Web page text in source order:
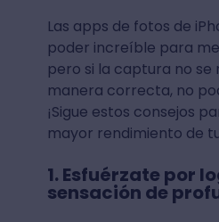
Las apps de fotos de
poder increíble para
pero si la captura no se
manera correcta, no
¡Sigue estos consejos
mayor rendimiento de
1. Esfuérzate por
sensación de